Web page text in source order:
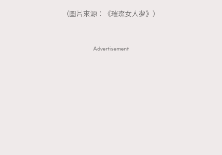
（圖片來源：《璀璨女人夢》）
Advertisement